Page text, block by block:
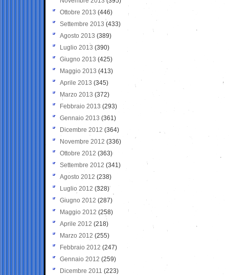
Ottobre 2013 (446)
Settembre 2013 (433)
Agosto 2013 (389)
Luglio 2013 (390)
Giugno 2013 (425)
Maggio 2013 (413)
Aprile 2013 (345)
Marzo 2013 (372)
Febbraio 2013 (293)
Gennaio 2013 (361)
Dicembre 2012 (364)
Novembre 2012 (336)
Ottobre 2012 (363)
Settembre 2012 (341)
Agosto 2012 (238)
Luglio 2012 (328)
Giugno 2012 (287)
Maggio 2012 (258)
Aprile 2012 (218)
Marzo 2012 (255)
Febbraio 2012 (247)
Gennaio 2012 (259)
Dicembre 2011 (223)